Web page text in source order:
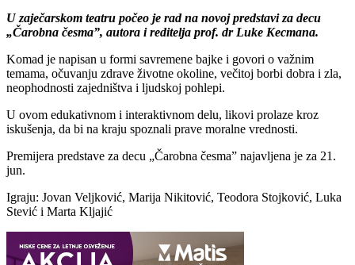
U zaječarskom teatru počeo je rad na novoj predstavi za decu
„Čarobna česma”, autora i reditelja prof. dr Luke Kecmana.
Komad je napisan u formi savremene bajke i govori o važnim
temama, očuvanju zdrave životne okoline, večitoj borbi dobra i zla,
neophodnosti zajedništva i ljudskoj pohlepi.
U ovom edukativnom i interaktivnom delu, likovi prolaze kroz
iskušenja, da bi na kraju spoznali prave moralne vrednosti.
Premijera predstave za decu „Čarobna česma” najavljena je za 21.
jun.
Igraju: Jovan Veljković, Marija Nikitović, Teodora Stojković, Luka
Stević i Marta Kljajić